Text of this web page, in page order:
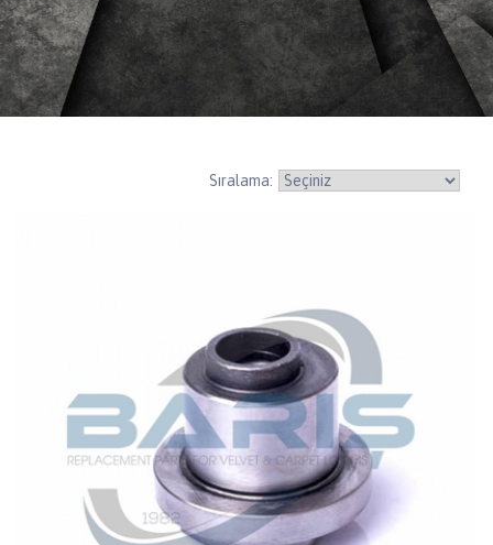
Sıralama: